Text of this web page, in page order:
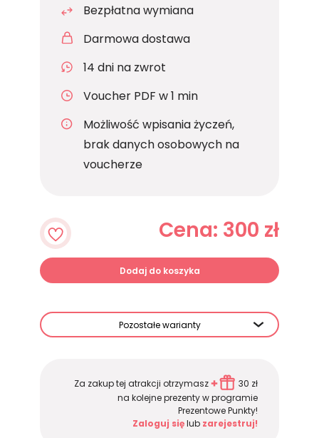
Bezpłatna wymiana
Darmowa dostawa
14 dni na zwrot
Voucher PDF w 1 min
Możliwość wpisania życzeń,
brak danych osobowych na
voucherze
Cena: 300 zł
Dodaj do koszyka
Pozostałe warianty
Za zakup tej atrakcji otrzymasz
30 zł
na kolejne prezenty w programie
Prezentowe Punkty!
Zaloguj sięlub zarejestruj!